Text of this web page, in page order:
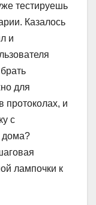
тестируешь
Казалось
и
для
протоколах, и
с
дома?
лампочки к